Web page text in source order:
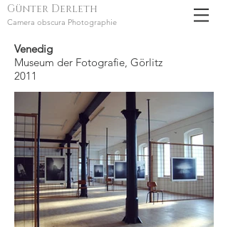
Camera obscura Photographie
Günter Derleth
Venedig
Museum der Fotografie, Görlitz
2011